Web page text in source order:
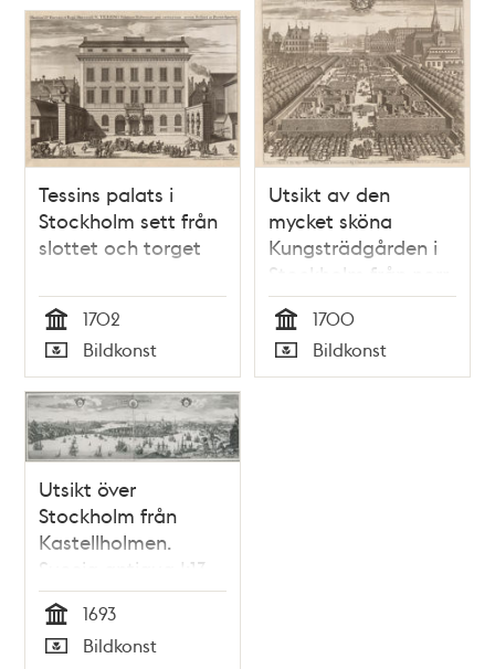
Tessins palats i
Stockholm sett från
slottet och torget
Tid
1702
Typ
Bildkonst
Utsikt av den
mycket sköna
Kungsträdgården i
Stockholm från norr
Tid
1700
Typ
Bildkonst
Utsikt över
Stockholm från
Kastellholmen.
Suecia antiqua I:13.
Efter förlaga av Erik
Dahlbergh. Stokholmia
orientem versus.
Tid
1693
Bildkonst